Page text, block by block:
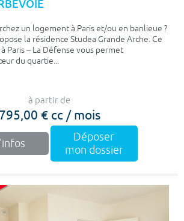
un logement à Paris et/ou en banlieue ?
la résidence Studea Grande Arche. Ce
Paris – La Défense vous permet
du quartie...
à partir de
795,00 € cc / mois
Déposer
mon dossier